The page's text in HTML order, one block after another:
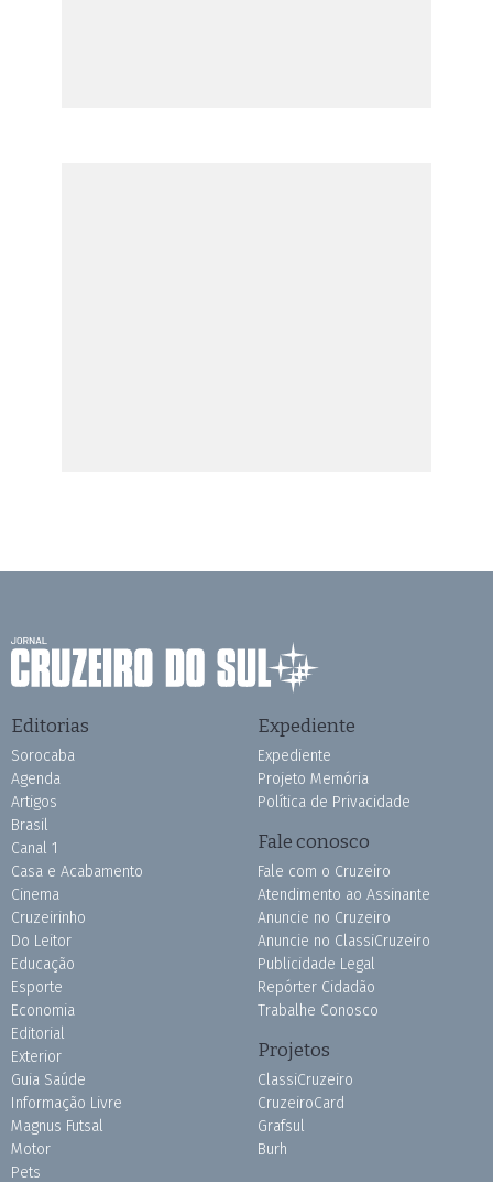
Editorias
Sorocaba
Agenda
Artigos
Brasil
Canal 1
Casa e Acabamento
Cinema
Cruzeirinho
Do Leitor
Educação
Esporte
Economia
Editorial
Exterior
Guia Saúde
Informação Livre
Magnus Futsal
Motor
Pets
Expediente
Expediente
Projeto Memória
Política de Privacidade
Fale conosco
Fale com o Cruzeiro
Atendimento ao Assinante
Anuncie no Cruzeiro
Anuncie no ClassiCruzeiro
Publicidade Legal
Repórter Cidadão
Trabalhe Conosco
Projetos
ClassiCruzeiro
CruzeiroCard
Grafsul
Burh